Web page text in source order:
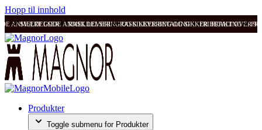
Hopp til innhold
ANMELDELSER RASK LEVERING OG SIKKER BETALING FRI FRAKT OVER
SVÆRT GODE ANMELDELSER RASK LEVERING OG SIKKER BETALING
Produkter
Toggle submenu for Produkter